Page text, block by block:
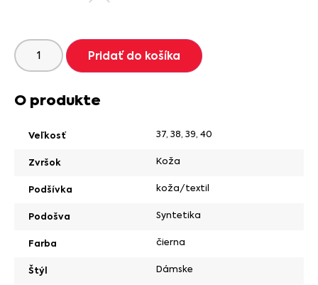
Pridať do košíka
O produkte
Veľkosť 37, 38, 39, 40
Zvršok Koža
Podšívka koža/textil
Podošva Syntetika
Farba čierna
Štýl Dámske